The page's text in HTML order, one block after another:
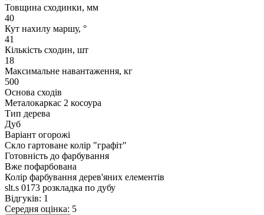
Товщина сходинки, мм
40
Кут нахилу маршу, °
41
Кількість сходин, шт
18
Максимальне навантаження, кг
500
Основа сходів
Металокаркас 2 косоура
Тип дерева
Дуб
Варіант огорожі
Скло гартоване колір "графіт"
Готовність до фарбування
Вже пофарбована
Колір фарбування дерев'яних елементів
slt.s 0173 розкладка по дубу
Відгуків: 1
Середня оцінка: 5